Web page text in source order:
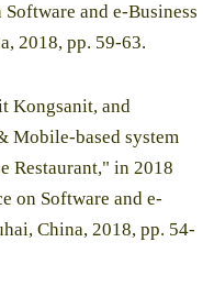
and e-Business
2018, pp. 59-63.
Kongsanit, and
Mobile-based system
Restaurant," in 2018
on Software and e-
China, 2018, pp. 54-